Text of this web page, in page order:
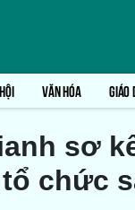
VĂN HÓA GIÁO
sơ
chức